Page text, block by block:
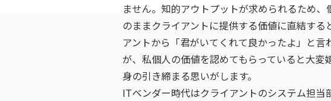
ません。知的アウトプットが求められるため
のままクライアントに提供する価値に直結する
アントから「君がいてくれて良かったよ」と言
が、私個人の価値を認めてもらっていると大変
身の引き締まる思いがします。
ITベンダー時代はクライアントのシステム担当